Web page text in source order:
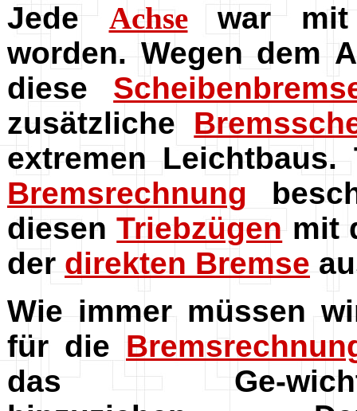
Jede Achsewar
worden. Wegen dem
diese
zusätzliche
extremen
Bremsrechnung
diesenTriebzügenmit
der direkten Bremse
Wie immer müssen
für die
das Ge-